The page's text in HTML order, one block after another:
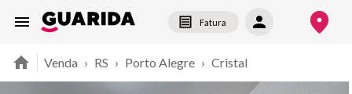
Fatura
Venda › RS › Porto Alegre › Cristal